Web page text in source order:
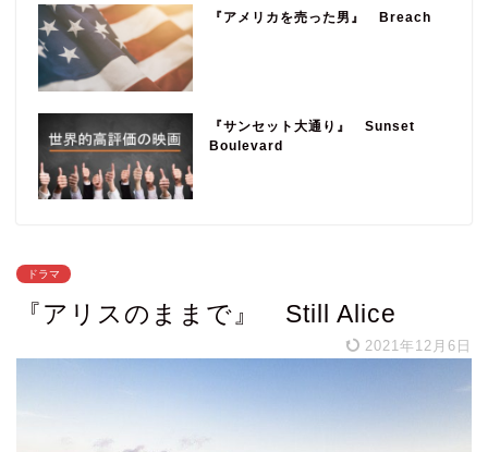
『アメリカを売った男』 Breach
『サンセット大通り』 Sunset
Boulevard
ドラマ
『アリスのままで』 Still Alice
2021年12月6日